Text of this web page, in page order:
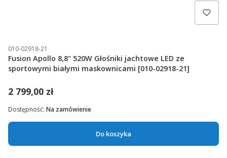
010-02918-21
Fusion Apollo 8,8" 520W Głośniki jachtowe LED ze
sportowymi białymi maskownicami [010-02918-21]
2 799,00 zł
Do koszyka
Dostępność: Na zamówienie